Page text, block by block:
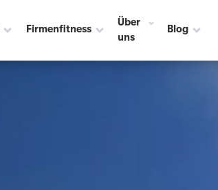
Firmenfitness
Über
uns
Blog